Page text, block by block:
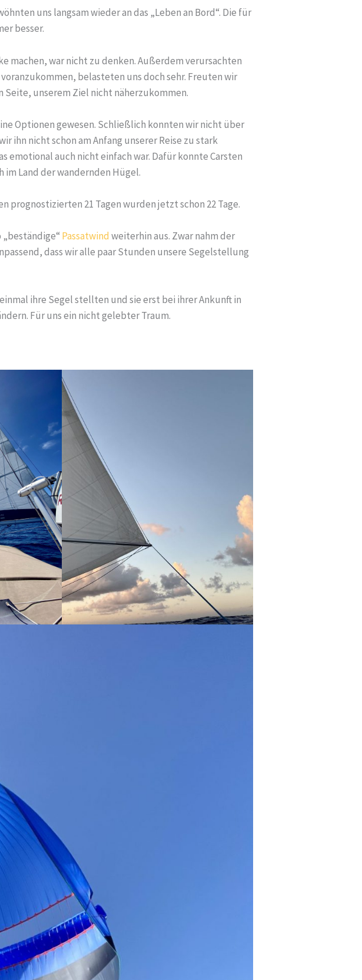
uns langsam wieder an das „Leben an Bord“. Die für
besser.
machen, war nicht zu denken. Außerdem verursachten
belasteten uns doch sehr. Freuten wir
unserem Ziel nicht näherzukommen.
Optionen gewesen. Schließlich konnten wir nicht über
ihn nicht schon am Anfang unserer Reise zu stark
emotional auch nicht einfach war. Dafür konnte Carsten
Land der wandernden Hügel.
prognostizierten 21 Tagen wurden jetzt schon 22 Tage.
Passatwind weiterhin aus. Zwar nahm der
dass wir alle paar Stunden unsere Segelstellung
ihre Segel stellten und sie erst bei ihrer Ankunft in
Für uns ein nicht gelebter Traum.